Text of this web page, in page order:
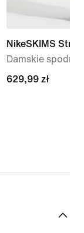
NikeSKIMS
Damskie
629,99 zł
629,99 zł